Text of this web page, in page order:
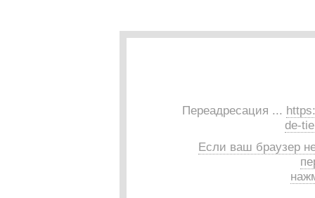
Переадресация ...
de-
Если ваш браузер